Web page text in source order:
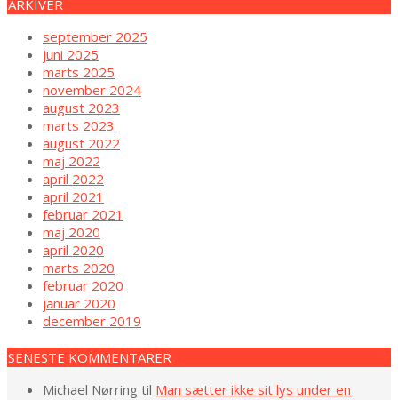
ARKIVER
september 2025
juni 2025
marts 2025
november 2024
august 2023
marts 2023
august 2022
maj 2022
april 2022
april 2021
februar 2021
maj 2020
april 2020
marts 2020
februar 2020
januar 2020
december 2019
SENESTE KOMMENTARER
Michael Nørring til Man sætter ikke sit lys under en